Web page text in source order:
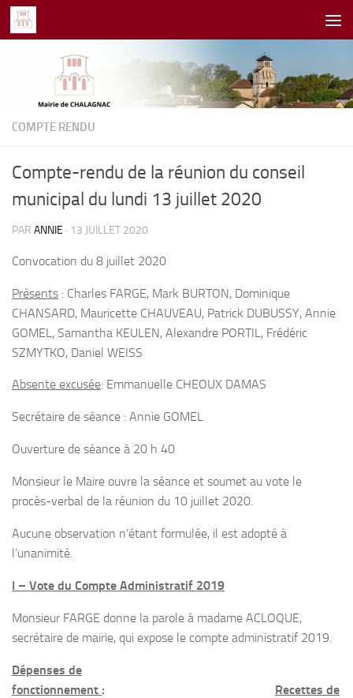
Skip to content
COMPTE RENDU
Compte-rendu de la réunion du conseil
municipal du lundi 13 juillet 2020
PAR ANNIE · 13 JUILLET 2020
Convocation du 8 juillet 2020
Présents : Charles FARGE, Mark BURTON, Dominique
CHANSARD, Mauricette CHAUVEAU, Patrick DUBUSSY, Annie
GOMEL, Samantha KEULEN, Alexandre PORTIL, Frédéric
SZMYTKO, Daniel WEISS
Absente excusée: Emmanuelle CHEOUX DAMAS
Secrétaire de séance : Annie GOMEL
Ouverture de séance à 20 h 40
Monsieur le Maire ouvre la séance et soumet au vote le
procès-verbal de la réunion du 10 juillet 2020.
Aucune observation n’étant formulée, il est adopté à
l’unanimité.
I – Vote du Compte Administratif 2019
Monsieur FARGE donne la parole à madame ACLOQUE,
secrétaire de mairie, qui expose le compte administratif 2019.
Dépenses de
fonctionnement : Recettes de